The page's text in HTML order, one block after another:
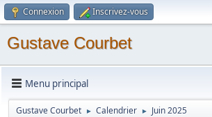
Connexion Inscrivez-vous
Gustave Courbet
Menu principal
Gustave Courbet ► Calendrier ► Juin 2025